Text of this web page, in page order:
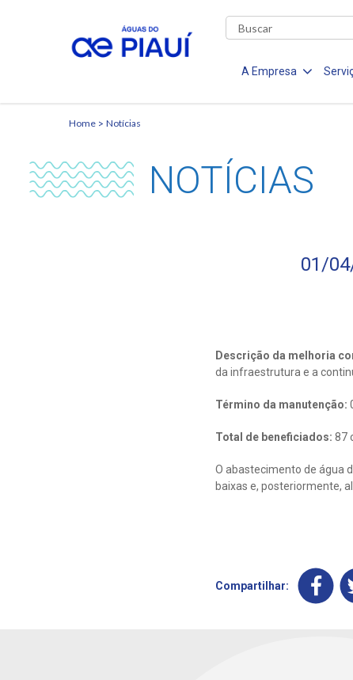
A Empresa
Home Notícias
NOTÍCIAS
01/
Descrição da melhoria
da infraestrutura e a
Término da manutenção:
Total de beneficiados: 87
O abastecimento de água
baixas e, posteriormente,
Compartilhar: